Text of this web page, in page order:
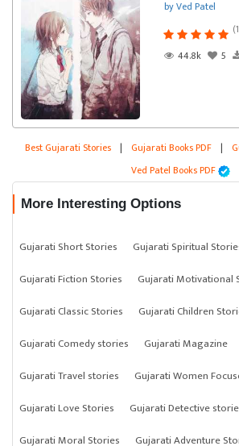
by Ved Patel
44.8k
5
Best Gujarati Stories | Gujarati Books PDF |
Ved Patel Books PDF
More Interesting Options
Gujarati Short Stories
Gujarati Spiritual
Gujarati Fiction Stories
Gujarati Motivational
Gujarati Classic Stories
Gujarati Children
Gujarati Comedy stories
Gujarati Magazine
Gujarati Travel stories
Gujarati Women
Gujarati Love Stories
Gujarati Detective
Gujarati Moral Stories
Gujarati Adventure